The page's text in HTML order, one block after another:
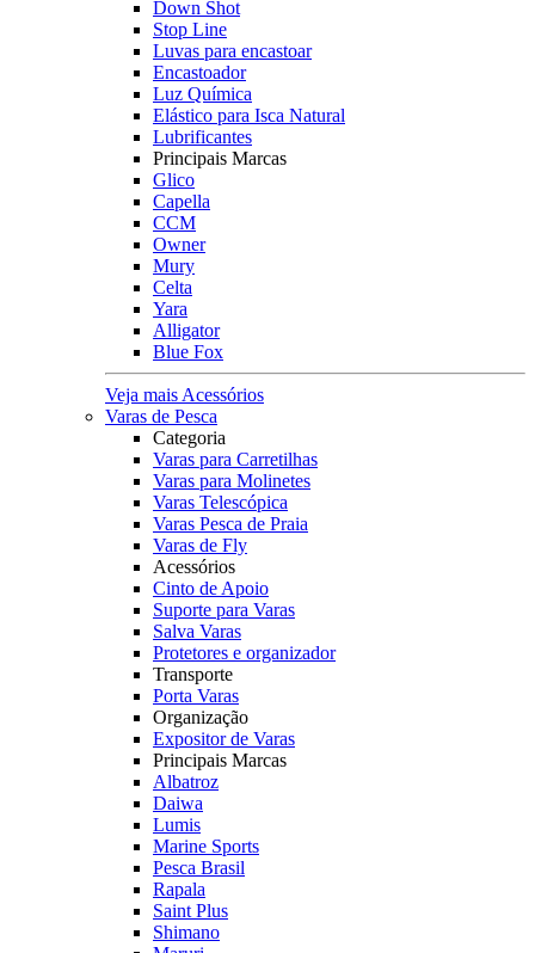
Down Shot
Stop Line
Luvas para encastoar
Encastoador
Luz Química
Elástico para Isca Natural
Lubrificantes
Principais Marcas
Glico
Capella
CCM
Owner
Mury
Celta
Yara
Alligator
Blue Fox
Veja mais Acessórios
Varas de Pesca
Categoria
Varas para Carretilhas
Varas para Molinetes
Varas Telescópica
Varas Pesca de Praia
Varas de Fly
Acessórios
Cinto de Apoio
Suporte para Varas
Salva Varas
Protetores e organizador
Transporte
Porta Varas
Organização
Expositor de Varas
Principais Marcas
Albatroz
Daiwa
Lumis
Marine Sports
Pesca Brasil
Rapala
Saint Plus
Shimano